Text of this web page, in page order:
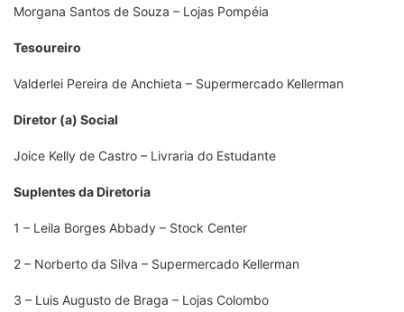
Morgana Santos de Souza – Lojas Pompéia
Tesoureiro
Valderlei Pereira de Anchieta – Supermercado Kellerman
Diretor (a) Social
Joice Kelly de Castro – Livraria do Estudante
Suplentes da Diretoria
1 – Leila Borges Abbady – Stock Center
2 – Norberto da Silva – Supermercado Kellerman
3 – Luis Augusto de Braga – Lojas Colombo